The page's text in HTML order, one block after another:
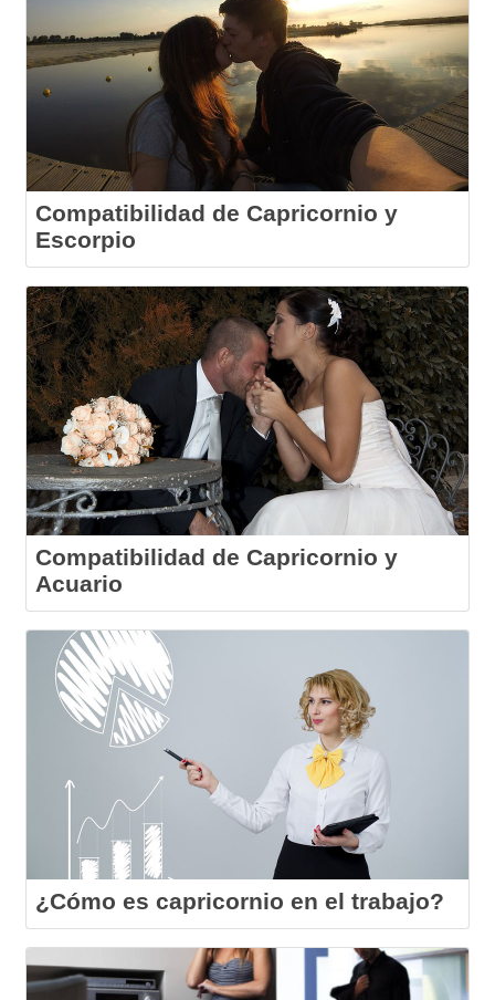
Compatibilidad de Capricornio y
Escorpio
Compatibilidad de Capricornio y
Acuario
¿Cómo es capricornio en el trabajo?